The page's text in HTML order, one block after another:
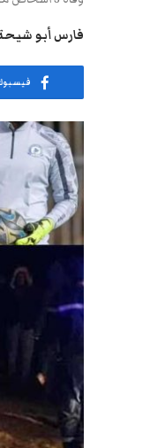
فارس أبو